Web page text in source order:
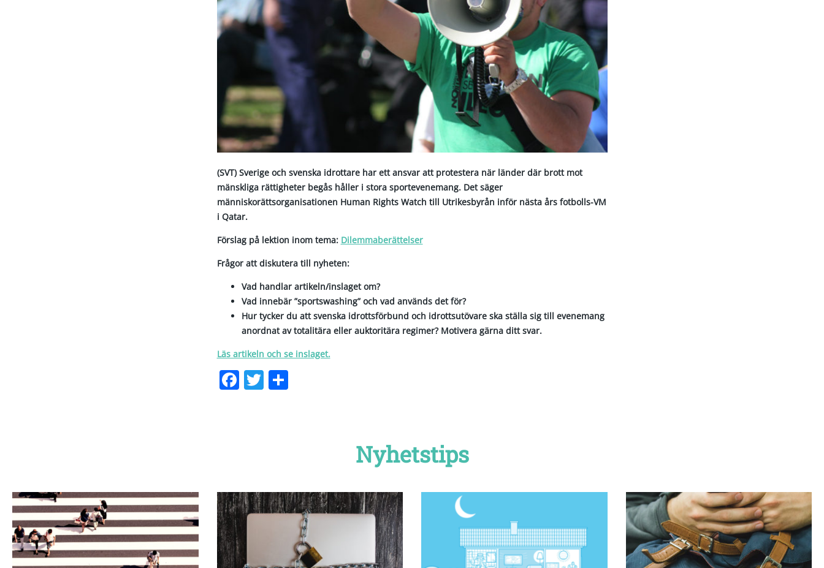
(SVT) Sverige och svenska idrottare har ett ansvar att protestera när länder där brott mot
mänskliga rättigheter begås håller i stora sportevenemang. Det säger
människorättsorganisationen Human Rights Watch till Utrikesbyrån inför nästa års fotbolls-VM
i Qatar.
Förslag på lektion inom tema: Dilemmaberättelser
Frågor att diskutera till nyheten:
Vad handlar artikeln/inslaget om?
Vad innebär ”sportswashing” och vad används det för?
Hur tycker du att svenska idrottsförbund och idrottsutövare ska ställa sig till evenemang
anordnat av totalitära eller auktoritära regimer? Motivera gärna ditt svar.
Läs artikeln och se inslaget.
Facebook
Twitter
Dela
Nyhetstips